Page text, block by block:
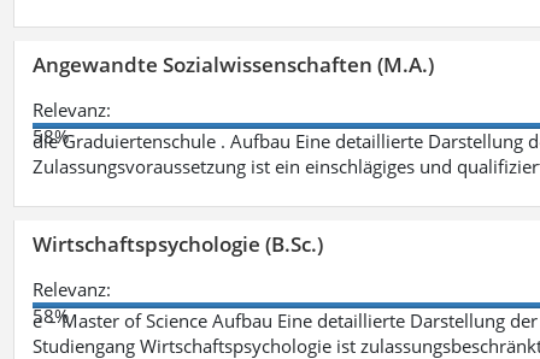
Angewandte Sozialwissenschaften (M.A.)
Relevanz:
58%
die Graduiertenschule . Aufbau Eine detaillierte Darstellung
Zulassungsvoraussetzung ist ein einschlägiges und
Wirtschaftspsychologie (B.Sc.)
Relevanz:
58%
e – Master of Science Aufbau Eine detaillierte Darstellung
Studiengang Wirtschaftspsychologie ist